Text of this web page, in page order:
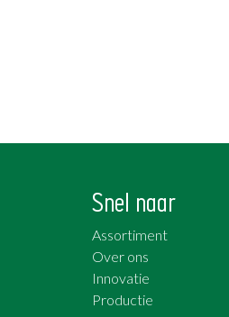
Snel naar
Assortiment
Over ons
Innovatie
Productie